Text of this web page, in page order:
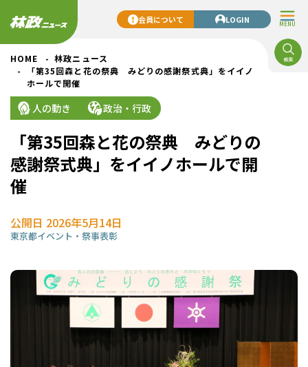
MENU
会員について LOGIN
HOME
林政ニュース
「第35回森と花の祭典 みどりの感謝祭式典」をイイノ
ホールで開催
人の動き 政治・行政
「第35回森と花の祭典 みどりの
感謝祭式典」をイイノホールで開
催
公開日 2026年5月14日
東京都イベント・祭事表彰